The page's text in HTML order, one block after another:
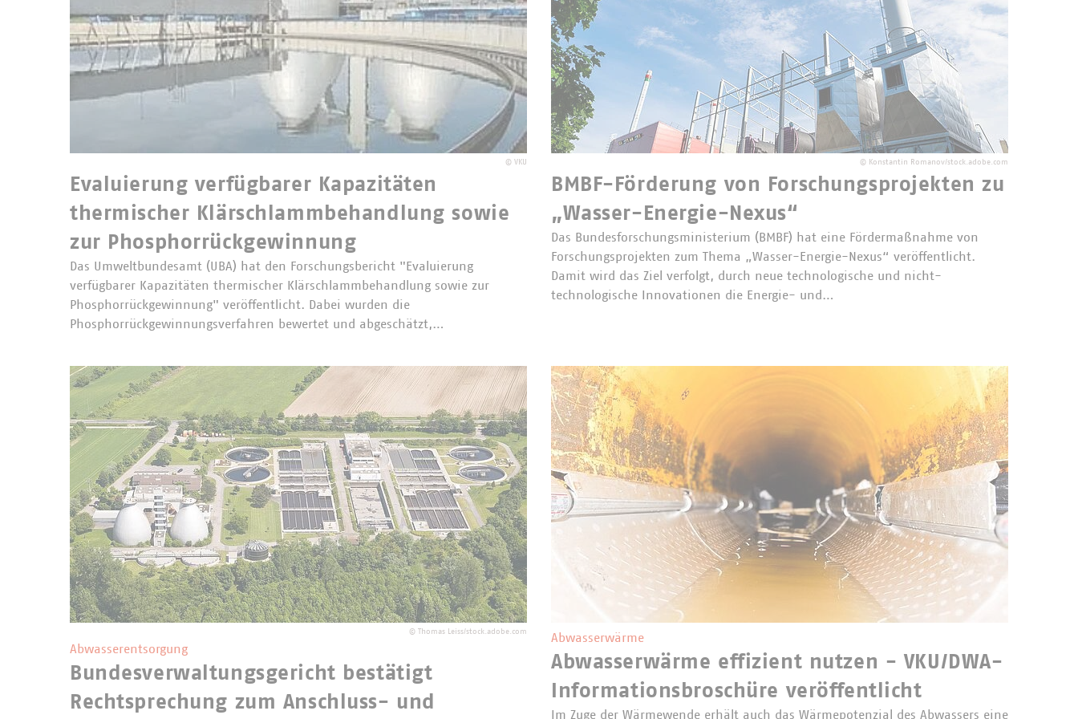
© VKU
Evaluierung verfügbarer Kapazitäten
thermischer Klärschlammbehandlung sowie
zur Phosphorrückgewinnung
Das Umweltbundesamt (UBA) hat den Forschungsbericht "Evaluierung
verfügbarer Kapazitäten thermischer Klärschlammbehandlung sowie zur
Phosphorrückgewinnung" veröffentlicht. Dabei wurden die
Phosphorrückgewinnungsverfahren bewertet und abgeschätzt,…
© Konstantin Romanov/stock.adobe.com
BMBF-Förderung von Forschungsprojekten zu
„Wasser-Energie-Nexus“
Das Bundesforschungsministerium (BMBF) hat eine Fördermaßnahme von
Forschungsprojekten zum Thema „Wasser-Energie-Nexus“ veröffentlicht.
Damit wird das Ziel verfolgt, durch neue technologische und nicht-
technologische Innovationen die Energie- und…
© Thomas Leiss/stock.adobe.com
Abwasserentsorgung
Bundesverwaltungsgericht bestätigt
Rechtsprechung zum Anschluss- und
Abwasserwärme
Abwasserwärme effizient nutzen - VKU/DWA-
Informationsbroschüre veröffentlicht
Im Zuge der Wärmewende erhält auch das Wärmepotenzial des Abwassers eine